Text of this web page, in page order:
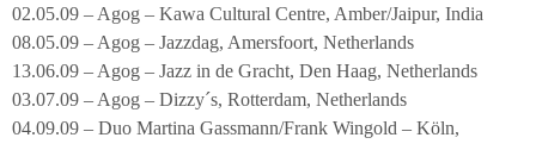
02.05.09 – Agog – Kawa Cultural Centre, Amber/Jaipur, India
08.05.09 – Agog – Jazzdag, Amersfoort, Netherlands
13.06.09 – Agog – Jazz in de Gracht, Den Haag, Netherlands
03.07.09 – Agog – Dizzy´s, Rotterdam, Netherlands
04.09.09 – Duo Martina Gassmann/Frank Wingold – Köln,